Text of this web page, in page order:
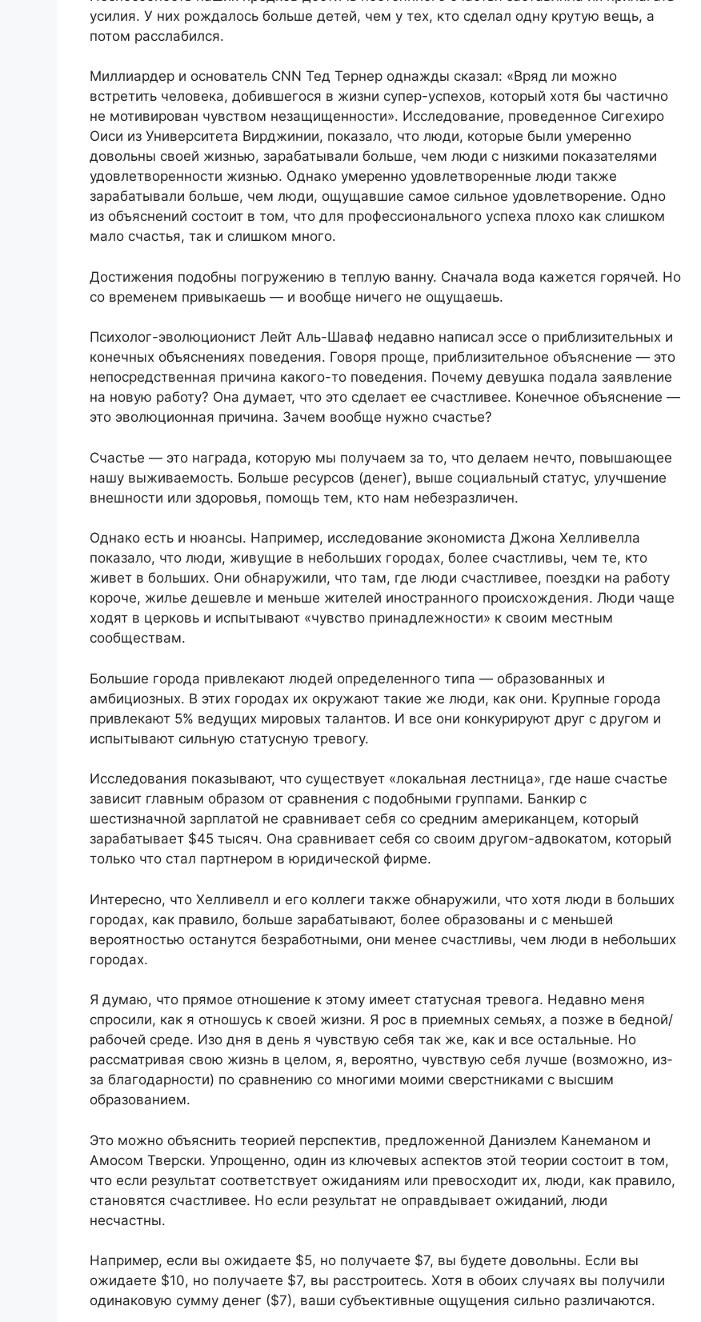
усилия. У них рождалось больше детей, чем у тех, кто сделал одну крутую вещь, а
потом расслабился.
Миллиардер и основатель CNN Тед Тернер однажды сказал: «Вряд ли можно
встретить человека, добившегося в жизни супер-успехов, который хотя бы частично
не мотивирован чувством незащищенности». Исследование, проведенное Сигехиро
Оиси из Университета Вирджинии, показало, что люди, которые были умеренно
довольны своей жизнью, зарабатывали больше, чем люди с низкими показателями
удовлетворенности жизнью. Однако умеренно удовлетворенные люди также
зарабатывали больше, чем люди, ощущавшие самое сильное удовлетворение. Одно
из объяснений состоит в том, что для профессионального успеха плохо как слишком
мало счастья, так и слишком много.
Достижения подобны погружению в теплую ванну. Сначала вода кажется горячей. Но
со временем привыкаешь — и вообще ничего не ощущаешь.
Психолог-эволюционист Лейт Аль-Шаваф недавно написал эссе о приблизительных и
конечных объяснениях поведения. Говоря проще, приблизительное объяснение — это
непосредственная причина какого-то поведения. Почему девушка подала заявление
на новую работу? Она думает, что это сделает ее счастливее. Конечное объяснение —
это эволюционная причина. Зачем вообще нужно счастье?
Счастье — это награда, которую мы получаем за то, что делаем нечто, повышающее
нашу выживаемость. Больше ресурсов (денег), выше социальный статус, улучшение
внешности или здоровья, помощь тем, кто нам небезразличен.
Однако есть и нюансы. Например, исследование экономиста Джона Хелливелла
показало, что люди, живущие в небольших городах, более счастливы, чем те, кто
живет в больших. Они обнаружили, что там, где люди счастливее, поездки на работу
короче, жилье дешевле и меньше жителей иностранного происхождения. Люди чаще
ходят в церковь и испытывают «чувство принадлежности» к своим местным
сообществам.
Большие города привлекают людей определенного типа — образованных и
амбициозных. В этих городах их окружают такие же люди, как они. Крупные города
привлекают 5% ведущих мировых талантов. И все они конкурируют друг с другом и
испытывают сильную статусную тревогу.
Исследования показывают, что существует «локальная лестница», где наше счастье
зависит главным образом от сравнения с подобными группами. Банкир с
шестизначной зарплатой не сравнивает себя со средним американцем, который
зарабатывает $45 тысяч. Она сравнивает себя со своим другом-адвокатом, который
только что стал партнером в юридической фирме.
Интересно, что Хелливелл и его коллеги также обнаружили, что хотя люди в больших
городах, как правило, больше зарабатывают, более образованы и с меньшей
вероятностью останутся безработными, они менее счастливы, чем люди в небольших
городах.
Я думаю, что прямое отношение к этому имеет статусная тревога. Недавно меня
спросили, как я отношусь к своей жизни. Я рос в приемных семьях, а позже в бедной/
рабочей среде. Изо дня в день я чувствую себя так же, как и все остальные. Но
рассматривая свою жизнь в целом, я, вероятно, чувствую себя лучше (возможно, из-
за благодарности) по сравнению со многими моими сверстниками с высшим
образованием.
Это можно объяснить теорией перспектив, предложенной Даниэлем Канеманом и
Амосом Тверски. Упрощенно, один из ключевых аспектов этой теории состоит в том,
что если результат соответствует ожиданиям или превосходит их, люди, как правило,
становятся счастливее. Но если результат не оправдывает ожиданий, люди
несчастны.
Например, если вы ожидаете $5, но получаете $7, вы будете довольны. Если вы
ожидаете $10, но получаете $7, вы расстроитесь. Хотя в обоих случаях вы получили
одинаковую сумму денег ($7), ваши субъективные ощущения сильно различаются.